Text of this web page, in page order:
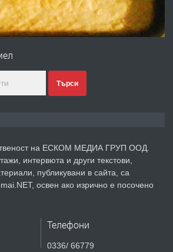
преди 1 година
Монтажник на малки детайли за
преди 1 година
Продавам апартамент - гр.
Търси
на ЕСКОМ МЕДИА ГРУП ООД.
интервюта и други текстови,
публикувани в сайта, са
освен ако изрично е посочено
Телефони
0336/ 66779